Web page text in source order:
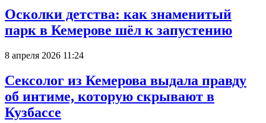
Осколки детства: как знаменитый
парк в Кемерове шёл к запустению
8 апреля 2026 11:24
Сексолог из Кемерова выдала правду
об интиме, которую скрывают в
Кузбассе